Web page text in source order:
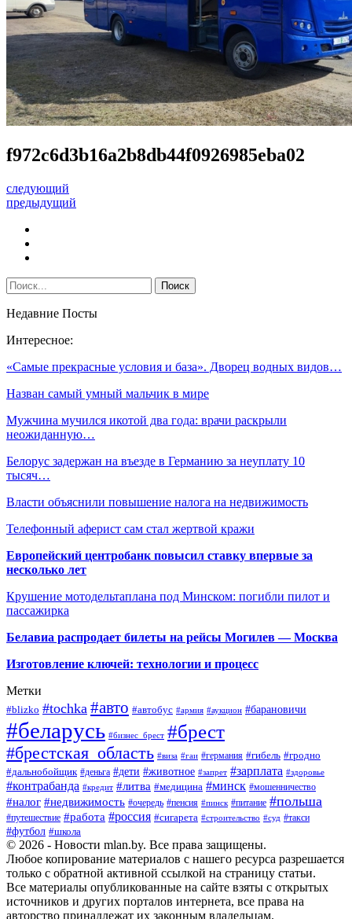
f972c6d3b16a2b8db44f0926985eba02
следующий
предыдущий
Недавние Посты
Интересное:
«Самые прекрасные условия и база». Дворец водных видов…
Назван самый умный мальчик в мире
Мужчина мучился икотой два года: врачи раскрыли
неожиданную…
Белорус задержан на въезде в Германию за неуплату 10
тысяч…
Власти объяснили повышение налога на недвижимость
Телефонный аферист сам стал жертвой кражи
Европейский центробанк повысил ставку впервые за
несколько лет
Крушение мотодельтаплана под Минском: погибли пилот и
пассажирка
Белавиа распродает билеты на рейсы Могилев — Москва
Изготовление ключей: технологии и процесс
Метки
#blizko #tochka #авто #автобус #армия #аукцион #барановичи
#беларусь #бизнес_брест #брест
#брестская_область #виза #гаи #германия #гибель #гродно
#дальнобойщик #деньга #дети #животное #запрет #зарплата #здоровье
#контрабанда #кредит #литва #медицина #минск #мошенничество
#налог #недвижимость #очередь #пенсия #пинск #питание #польша
#путешествие #работа #россия #сигарета #строительство #суд #такси
#футбол #школа
© 2026 - Новости mlan.by. Все права защищены.
Любое копирование материалов с нашего ресурса разрешается
только с обратной активной ссылкой на страницу статьи.
Все материалы опубликованные на сайте взяты с открытых
источников и других порталов интернета, все права на
авторство принадлежат их законным владельцам.